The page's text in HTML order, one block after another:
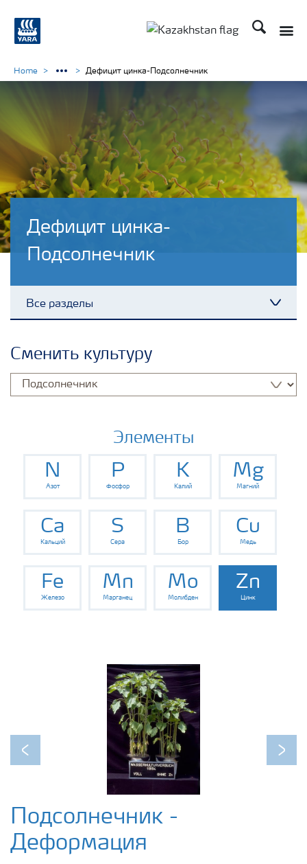
Поиск
Дефицит цинка-
Подсолнечник
Все разделы
Культуры
Инструменты и сервисы
Хранение удобрений и их безопасность
Home Дефицит цинка-Подсолнечник
Сменить культуру
Элементы
N
Азот
P
Фосфор
K
Калий
Mg
Магний
Ca
Кальций
S
Сера
B
Бор
Cu
Медь
Fe
Железо
Mn
Марганец
Mo
Молибден
Zn
Цинк
Previous Next
Подсолнечник -
Деформация